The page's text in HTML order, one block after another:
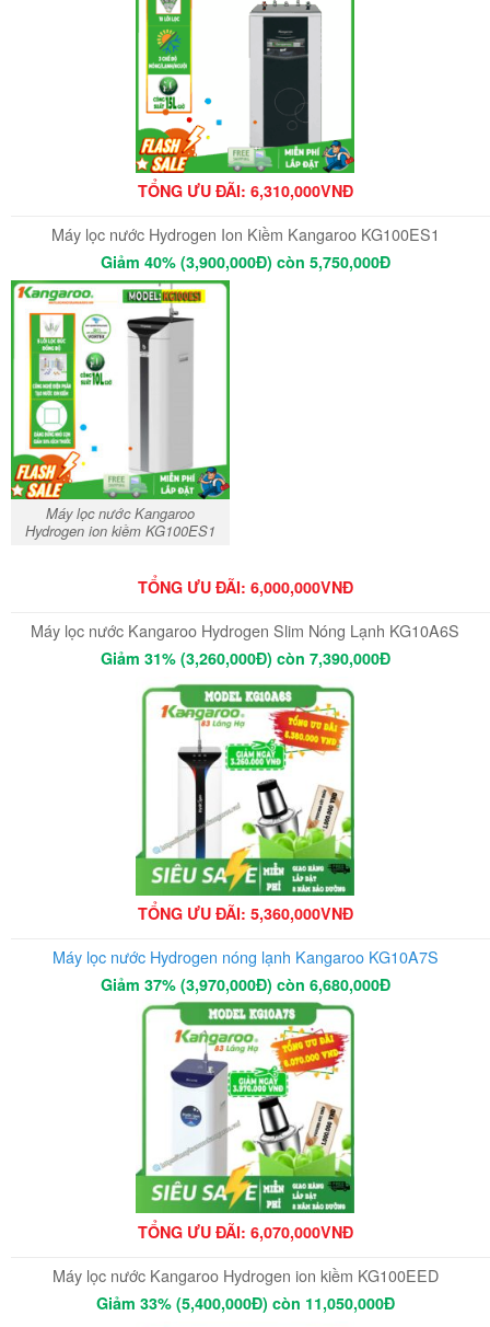
TỔNG ƯU ĐÃI: 6,310,000VNĐ
Máy lọc nước Hydrogen Ion Kiềm Kangaroo KG100ES1
Giảm 40% (3,900,000Đ) còn 5,750,000Đ
Máy lọc nước Kangaroo
Hydrogen ion kiềm KG100ES1
TỔNG ƯU ĐÃI: 6,000,000VNĐ
Máy lọc nước Kangaroo Hydrogen Slim Nóng Lạnh KG10A6S
Giảm 31% (3,260,000Đ) còn 7,390,000Đ
TỔNG ƯU ĐÃI: 5,360,000VNĐ
Máy lọc nước Hydrogen nóng lạnh Kangaroo KG10A7S
Giảm 37% (3,970,000Đ) còn 6,680,000Đ
TỔNG ƯU ĐÃI: 6,070,000VNĐ
Máy lọc nước Kangaroo Hydrogen ion kiềm KG100EED
Giảm 33% (5,400,000Đ) còn 11,050,000Đ